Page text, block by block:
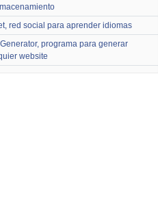
red social para aprender idiomas
programa para generar
website